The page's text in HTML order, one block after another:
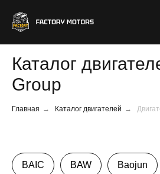
Каталог
Group
Главная → Каталог двигателей →
BAIC BAW Baojun